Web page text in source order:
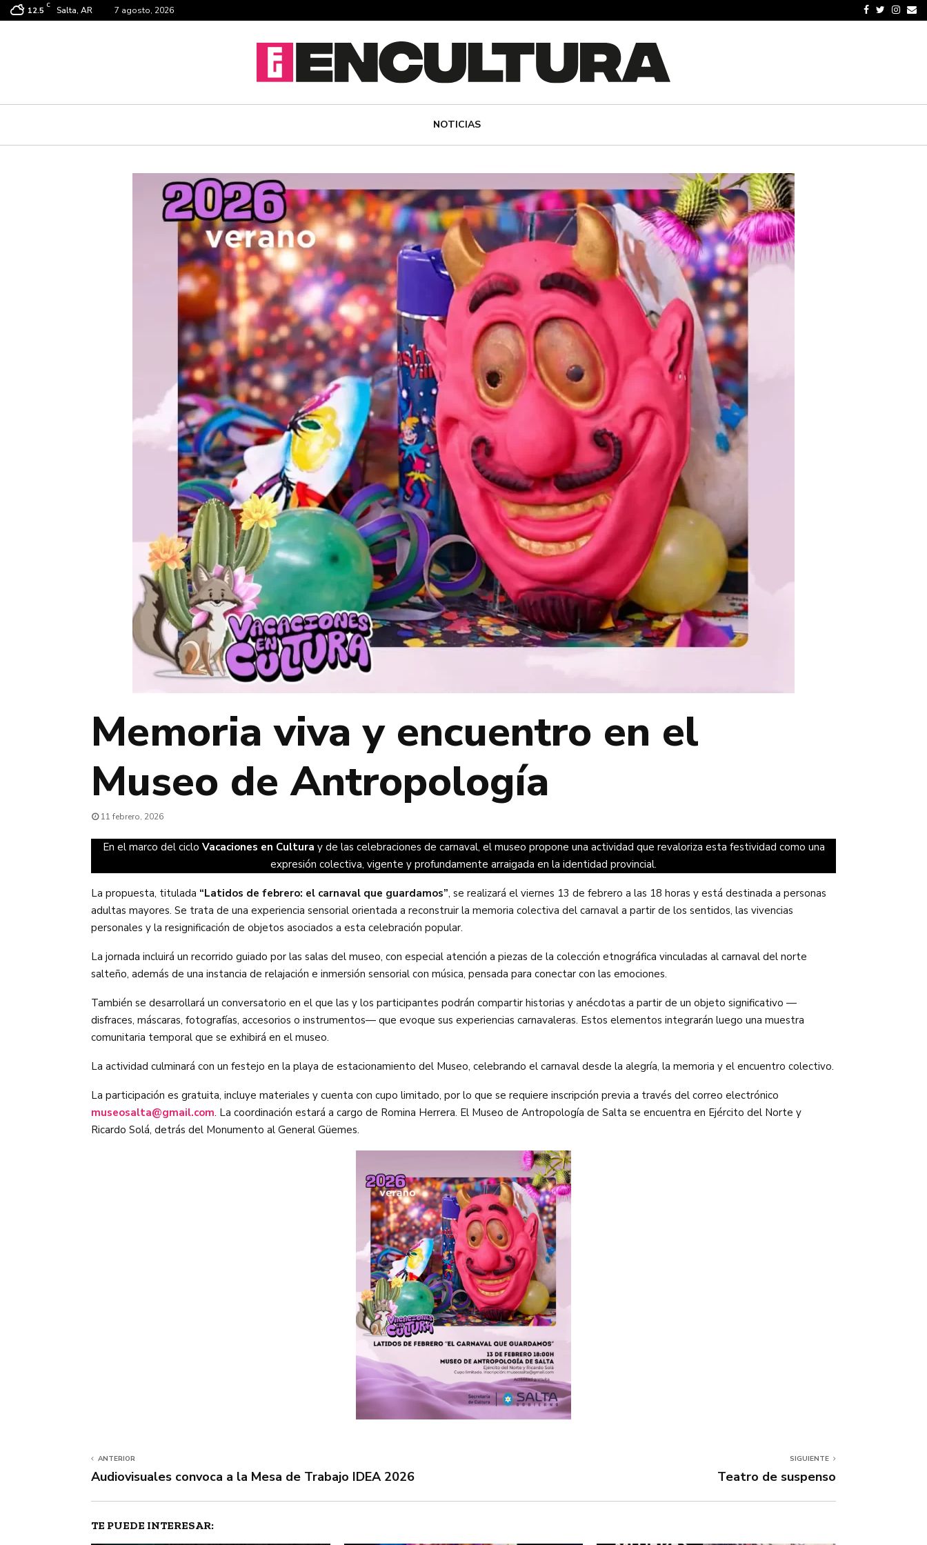
12.5
C Salta, AR 7 agosto, 2026
NOTICIAS
Memoria viva y encuentro en el
Museo de Antropología
11 febrero, 2026
En el marco del ciclo Vacaciones en Cultura y de las celebraciones de carnaval, el museo propone una actividad que revaloriza esta festividad como una
expresión colectiva, vigente y profundamente arraigada en la identidad provincial.
La propuesta, titulada “Latidos de febrero: el carnaval que guardamos”, se realizará el viernes 13 de febrero a las 18 horas y está destinada a personas
adultas mayores. Se trata de una experiencia sensorial orientada a reconstruir la memoria colectiva del carnaval a partir de los sentidos, las vivencias
personales y la resignificación de objetos asociados a esta celebración popular.
La jornada incluirá un recorrido guiado por las salas del museo, con especial atención a piezas de la colección etnográfica vinculadas al carnaval del norte
salteño, además de una instancia de relajación e inmersión sensorial con música, pensada para conectar con las emociones.
También se desarrollará un conversatorio en el que las y los participantes podrán compartir historias y anécdotas a partir de un objeto significativo —
disfraces, máscaras, fotografías, accesorios o instrumentos— que evoque sus experiencias carnavaleras. Estos elementos integrarán luego una muestra
comunitaria temporal que se exhibirá en el museo.
La actividad culminará con un festejo en la playa de estacionamiento del Museo, celebrando el carnaval desde la alegría, la memoria y el encuentro colectivo.
La participación es gratuita, incluye materiales y cuenta con cupo limitado, por lo que se requiere inscripción previa a través del correo electrónico
museosalta@gmail.com. La coordinación estará a cargo de Romina Herrera. El Museo de Antropología de Salta se encuentra en Ejército del Norte y
Ricardo Solá, detrás del Monumento al General Güemes.
ANTERIOR
Audiovisuales convoca a la Mesa de Trabajo IDEA 2026
SIGUIENTE
Teatro de suspenso
TE PUEDE INTERESAR: